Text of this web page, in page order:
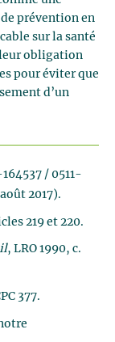
prévention en
sur la santé
obligation
pour éviter que
d’un
/ 0511-
2017).
219 et 220.
, LRO 1990, c.
377.